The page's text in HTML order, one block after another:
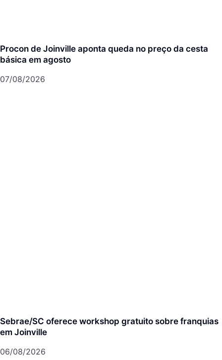
Procon de Joinville aponta queda no preço da cesta
básica em agosto
07/08/2026
Sebrae/SC oferece workshop gratuito sobre franquias
em Joinville
06/08/2026